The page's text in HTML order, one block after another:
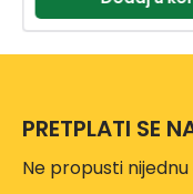
PRETPLATI SE
Ne propusti